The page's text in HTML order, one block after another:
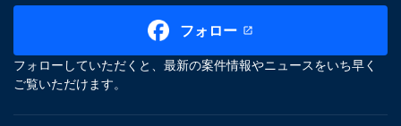
フォロー
フォローしていただくと、最新の案件情報やニュースをいち早く
ご覧いただけます。